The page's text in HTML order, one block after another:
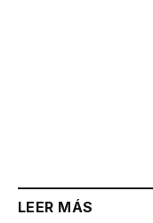
LEER MÁS